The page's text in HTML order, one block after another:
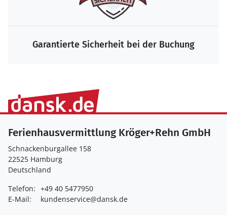
Garantierte Sicherheit bei der Buchung
Ferienhausvermittlung Kröger+Rehn GmbH
Schnackenburgallee 158
22525 Hamburg
Deutschland
Telefon: +49 40 5477950
E-Mail:
kundenservice@dansk.de